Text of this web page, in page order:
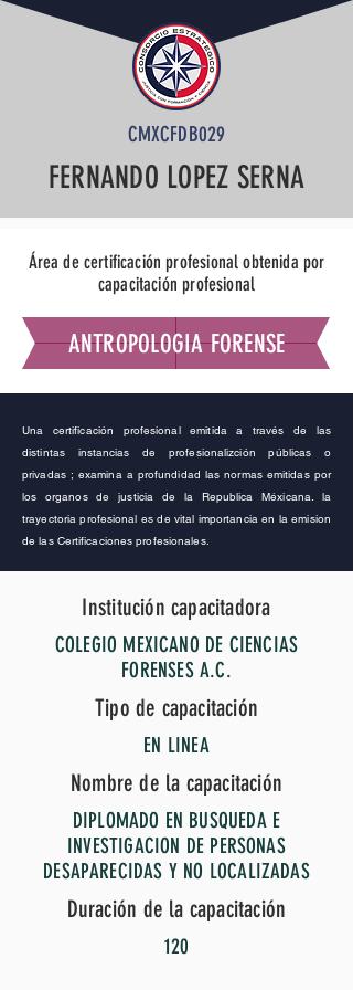
CMXCFDB029
FERNANDO LOPEZ SERNA
Área de certificación profesional obtenida por
capacitación profesional
ANTROPOLOGIA FORENSE
Una certificación profesional emitida a través de las
distintas instancias de profesionalizción públicas o
privadas ; examina a profundidad las normas emitidas por
los organos de justicia de la Republica Méxicana. la
trayectoria profesional es de vital importancia en la emision
de las Certificaciones profesionales.
Institución capacitadora
COLEGIO MEXICANO DE CIENCIAS
FORENSES A.C.
Tipo de capacitación
EN LINEA
Nombre de la capacitación
DIPLOMADO EN BUSQUEDA E
INVESTIGACION DE PERSONAS
DESAPARECIDAS Y NO LOCALIZADAS
Duración de la capacitación
120